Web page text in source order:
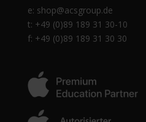
e: shop@acsgroup.de
t: +49 (0)89 189 31 30-10
f: +49 (0)89 189 31 30 30